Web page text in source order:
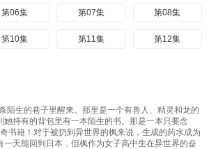
第06集 第07集 第08集
第10集 第11集 第12集
陌生的巷子里醒来。那里是一个有兽人、精灵和龙的
她持有的背包里有一本陌生的书。那是一本只要念
书籍！对于被扔到异世界的枫来说，生成的药水成为
一天能回到日本，但枫作为女子高中生在异世界的奋